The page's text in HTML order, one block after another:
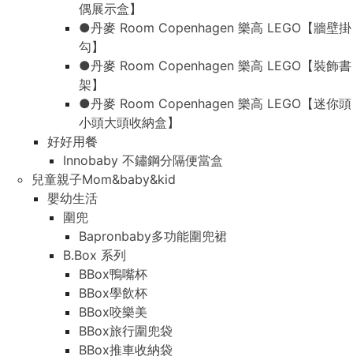
偶展示盒】
●丹麥 Room Copenhagen 樂高 LEGO【牆壁掛
勾】
●丹麥 Room Copenhagen 樂高 LEGO【裝飾書
架】
●丹麥 Room Copenhagen 樂高 LEGO【迷你頭
小頭大頭收納盒】
好好用餐
Innobaby 不鏽鋼分隔便當盒
兒童親子Mom&baby&kid
嬰幼生活
圍兜
Bapronbaby多功能圍兜裙
B.Box 系列
BBox鴨嘴杯
BBox學飲杯
BBox咬樂美
BBox旅行圍兜袋
BBox推車收納袋